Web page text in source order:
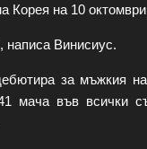
Корея на 10
написа Винисиус.
за мъжкия
мача във всички